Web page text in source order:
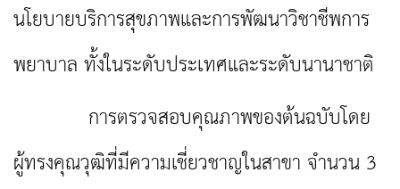
นโยบายบริการสุขภาพและการพัฒนาวิชาชีพการ
พยาบาลทั้งในระดับประเทศและระดับนานาชาติ
การตรวจสอบคุณภาพของต้นฉบับโดย
ผู้ทรงคุณวุฒิที่มีความเชี่ยวชาญในสาขา จำนวน3